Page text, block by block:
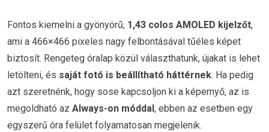
Fontos kiemelni a gyönyörű, 1,43 colos AMOLED kijelzőt,
ami a 466×466 pixeles nagy felbontásával tűéles képet
biztosít. Rengeteg óralap közül választhatunk, újakat is lehet
letölteni, és saját fotó is beállítható háttérnek. Ha pedig
azt szeretnénk, hogy sose kapcsoljon ki a képernyő, az is
megoldható az Always-on móddal, ebben az esetben egy
egyszerű óra felület folyamatosan megjelenik.